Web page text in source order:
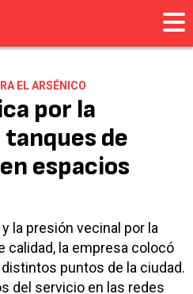
EL ARSÉNICO
por la
de
espacios
la presión vecinal por la
calidad, la empresa colocó
puntos de la ciudad.
del servicio en las redes